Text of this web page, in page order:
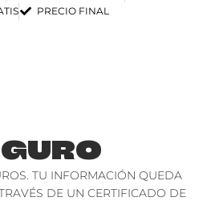
PRECIO FINAL
TU INFORMACIÓN QUEDA
DE UN CERTIFICADO DE